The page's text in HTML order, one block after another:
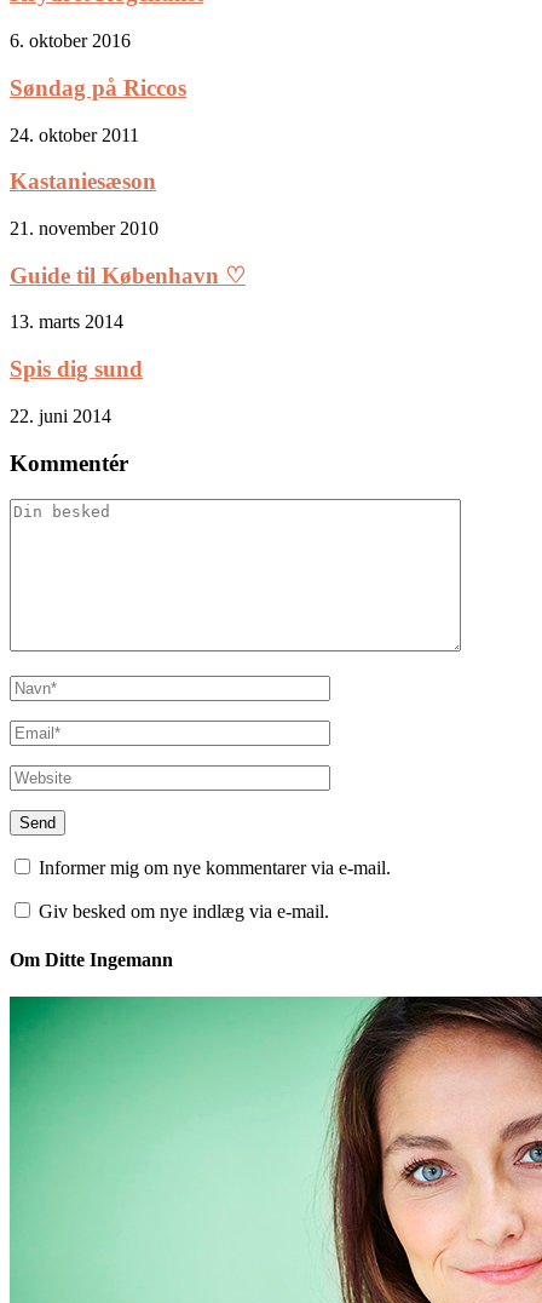
6. oktober 2016
Søndag på Riccos
24. oktober 2011
Kastaniesæson
21. november 2010
Guide til København ♡
13. marts 2014
Spis dig sund
22. juni 2014
Kommentér
Informer mig om nye kommentarer via e-mail.
Giv besked om nye indlæg via e-mail.
Om Ditte Ingemann